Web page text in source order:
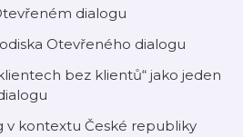
dialogu
Otevřeného dialogu
bez klientů“ jako jeden
v kontextu České republiky